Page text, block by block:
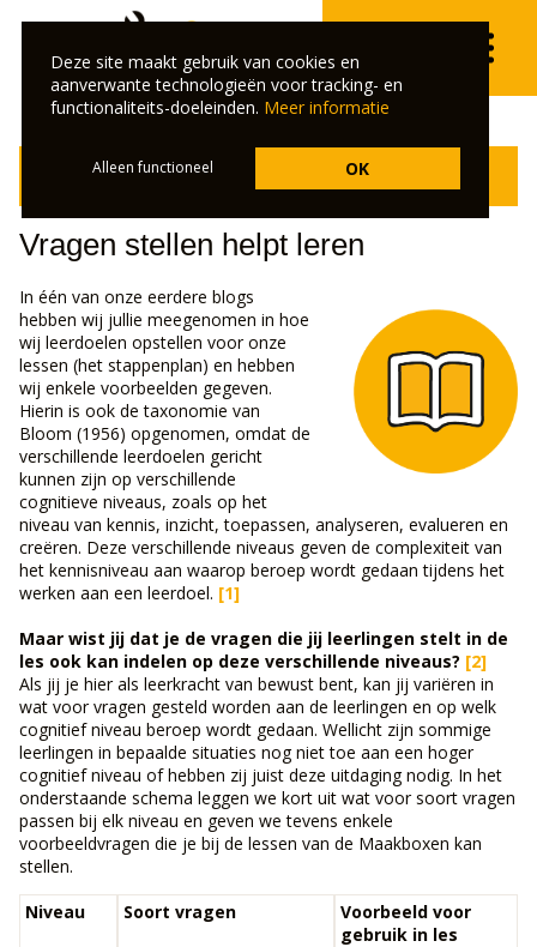
Klik hier om terug te gaan naar het overzicht van de
Vragen stellen helpt leren
In één van onze eerdere blogs
hebben wij jullie meegenomen in hoe
wij leerdoelen opstellen voor onze
lessen (het stappenplan) en hebben
wij enkele voorbeelden gegeven.
Hierin is ook de taxonomie van
Bloom (1956) opgenomen, omdat de
verschillende leerdoelen gericht
kunnen zijn op verschillende
cognitieve niveaus, zoals op het
niveau van kennis, inzicht, toepassen, analyseren, evalueren en
creëren. Deze verschillende niveaus geven de complexiteit van
het kennisniveau aan waarop beroep wordt gedaan tijdens het
werken aan een leerdoel. [1]
Maar wist jij dat je de vragen die jij leerlingen stelt in de
les ook kan indelen op deze verschillende niveaus? [2]
Als jij je hier als leerkracht van bewust bent, kan jij variëren in
wat voor vragen gesteld worden aan de leerlingen en op welk
cognitief niveau beroep wordt gedaan. Wellicht zijn sommige
leerlingen in bepaalde situaties nog niet toe aan een hoger
cognitief niveau of hebben zij juist deze uitdaging nodig. In het
onderstaande schema leggen we kort uit wat voor soort vragen
passen bij elk niveau en geven we tevens enkele
voorbeeldvragen die je bij de lessen van de Maakboxen kan
stellen.
Niveau
Soort vragen
Voorbeeld voor
gebruik in les
Deze site maakt gebruik van cookies en
aanverwante technologieën voor tracking- en
functionaliteits-doeleinden. Meer informatie
Alleen functioneel OK